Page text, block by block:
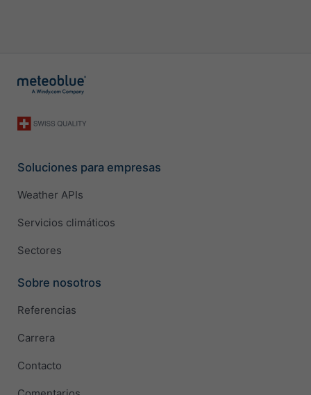
Soluciones para empresas
Weather APIs
Servicios climáticos
Sectores
Sobre nosotros
Referencias
Carrera
Contacto